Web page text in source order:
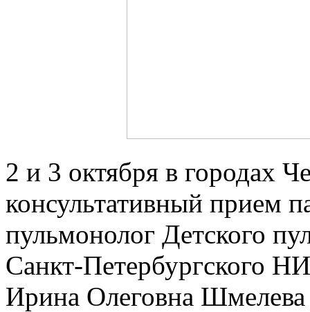
2 и 3 октября в городах
консультативный прием
пульмонолог Детского
Санкт-Петербургского
Ирина Олеговна Шмелева